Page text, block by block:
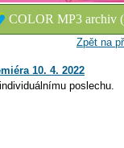
COLOR MP3 archiv
Zpět na
10. 4. 2022
poslechu.